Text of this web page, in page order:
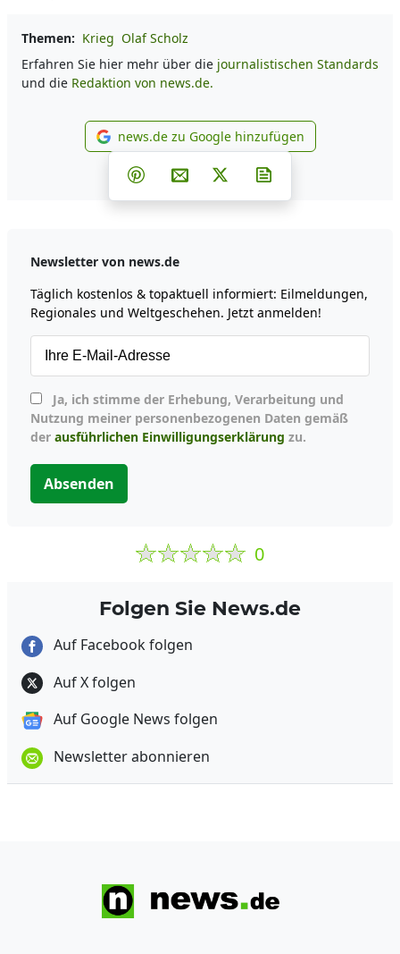
Themen: Krieg Olaf Scholz
Erfahren Sie hier mehr über die journalistischen Standards
und die Redaktion von news.de.
news.de zu Google
news.de zu Google hinzufügen
Teilen auf Facebook
Teilen auf Whatsapp
Teilen auf Telegram
Teilen auf Pinterest
Per E-Mail teilen
Post auf X
Newsletter von news.de
Täglich kostenlos & topaktuell informiert: Eilmeldungen,
Regionales und Weltgeschehen. Jetzt anmelden!
Nutzung meiner personenbezogenen Daten gemäß
der ausführlichen Einwilligungserklärung zu.
Absenden
0
Folgen Sie News.de
Auf Facebook folgen
Auf X folgen
Auf Google News folgen
Newsletter abonnieren